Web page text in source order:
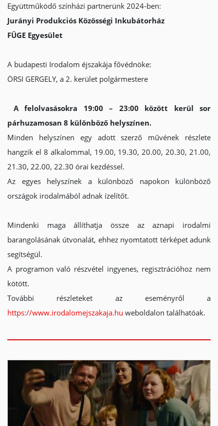
Együttműködő színházi partnerünk 2024-ben:
Jurányi Produkciós Közösségi Inkubátorház
FÜGE Egyesület
A budapesti Irodalom éjszakája fővédnöke:
ÖRSI GERGELY, a 2. kerület polgármestere
A felolvasásokra 19:00 – 23:00 között kerül sor
párhuzamosan 8 különböző helyszínen.
Minden helyszínen egy adott szerző művének részlete
hangzik el 8 alkalommal, 19.00, 19.30, 20.00, 20.30, 21.00,
21.30, 22.00, 22.30 órai kezdéssel.
Az egyes helyszínek a különböző napokon különböző
országok irodalmából adnak ízelítőt.
Mindenki maga állíthatja össze az aznapi irodalmi
barangolásának útvonalát, ehhez nyomtatott térképet adunk
segítségül.
A programon való részvétel ingyenes, regisztrációhoz nem
kötött.
További részleteket az eseményről a
https://www.irodalomejszakaja.hu weboldalon találhatóak.